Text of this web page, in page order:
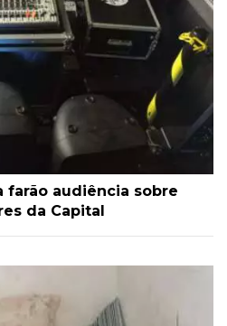
farão audiência sobre
da Capital